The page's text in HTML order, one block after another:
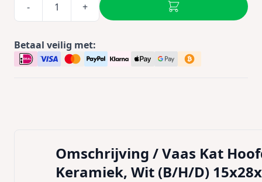
- +
Betaal veilig met:
Omschrijving /Vaas Kat
Keramiek, Wit (B/H/D)